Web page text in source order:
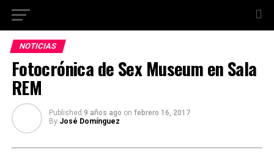
NOTICIAS
Fotocrónica de Sex Museum en Sala
REM
Published 9 años ago on febrero 16, 2017
By José Domínguez